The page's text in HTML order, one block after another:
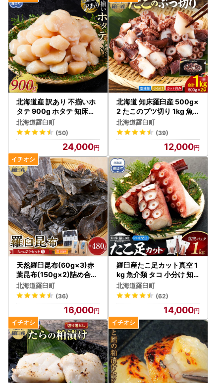
北海道産 訳あり 不揃いホ
タテ 900g ホタテ 知床羅
臼 海鮮 人気
北海道羅臼町
(50)
24,000
北海道 知床羅臼産 500g×
2 たこのブツ切り 1kg 魚介
類 タコ カット済み 小分け
便利
北海道羅臼町
(39)
12,000
天然羅臼昆布(60g×3)赤
葉昆布(150g×2)詰め合わ
せ だし 和食 国産 知床 北
海道
北海道羅臼町
(36)
16,000
羅臼産たこ足カット真空 1
kg 魚介類 タコ 小分け 知
床 北海道
北海道羅臼町
(62)
14,000